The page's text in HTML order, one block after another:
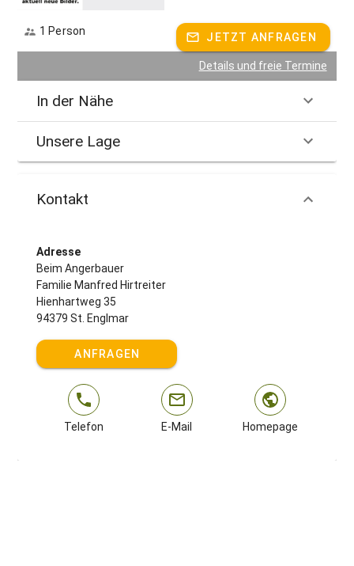
1 Person JETZT ANFRAGEN
Details und freie Termine
In der Nähe
Unsere Lage
Kontakt
Adresse
Beim Angerbauer
Familie Manfred Hirtreiter
Hienhartweg 35
94379 St. Englmar
ANFRAGEN
Telefon E-Mail Homepage